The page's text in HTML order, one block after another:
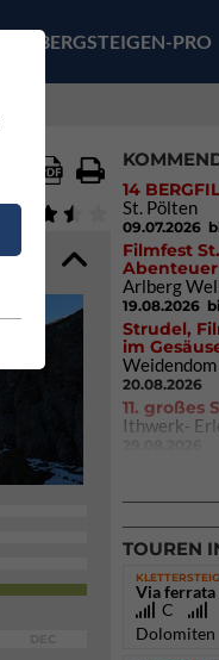
BERGSTEIGEN-PRO
14
St. Pölten
09.07.2026
Filmfest
Abenteuer
Arlberg
19.08.2026
Strudel,
im
20.08.2026
11. großes
Ithwerk-
02.10.2026
TOUREN
KLETTERSTEIG
Via ferrata
C
Dolomiten